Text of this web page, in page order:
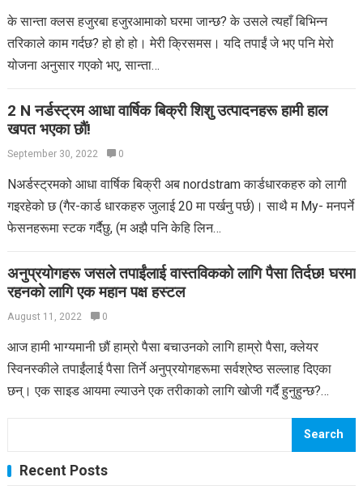
के सान्ता क्लस हजुरबा हजुरआमाको घरमा जान्छ? के उसले त्यहाँ बिभिन्न
तरिकाले काम गर्दछ? हो हो हो। मेरी क्रिसमस। यदि तपाईं जे भए पनि मेरो
योजना अनुसार गएको भए, सान्ता…
2 N नर्डस्ट्रम आधा वार्षिक बिक्री शिशु उत्पादनहरू हामी हाल
खपत भएका छौं!
September 30, 2022 0
Nअर्डस्ट्रमको आधा वार्षिक बिक्री अब nordstram कार्डधारकहरु को लागी
गइरहेको छ (गैर-कार्ड धारकहरु जुलाई 20 मा पर्खनु पर्छ)। साथै म My- मनपर्ने
फेसनहरूमा स्टक गर्दैछु, (म अझै पनि केहि लिन…
अनुप्रयोगहरू जसले तपाईंलाई वास्तविकको लागि पैसा तिर्दछ! घरमा
रहनको लागि एक महान पक्ष हस्टल
August 11, 2022 0
आज हामी भाग्यमानी छौं हाम्रो पैसा बचाउनको लागि हाम्रो पैसा, क्लेयर
स्विनस्कीले तपाईंलाई पैसा तिर्ने अनुप्रयोगहरूमा सर्वश्रेष्ठ सल्लाह दिएका
छन्। एक साइड आयमा ल्याउने एक तरीकाको लागि खोजी गर्दै हुनुहुन्छ?…
Search
Recent Posts